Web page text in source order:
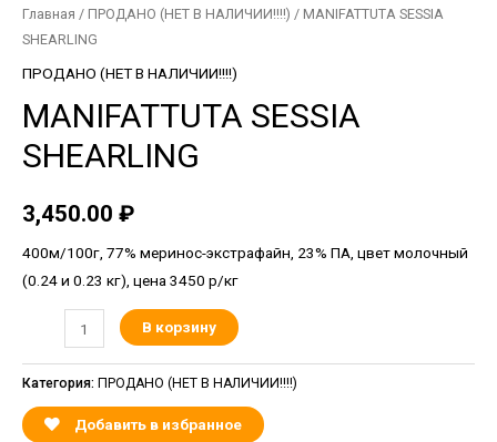
Главная / ПРОДАНО (НЕТ В НАЛИЧИИ!!!!) / MANIFATTUTA SESSIA
SHEARLING
ПРОДАНО (НЕТ В НАЛИЧИИ!!!!)
MANIFATTUTA SESSIA
SHEARLING
3,450.00 ₽
400м/100г, 77% меринос-экстрафайн, 23% ПА, цвет молочный
(0.24 и 0.23 кг), цена 3450 р/кг
В корзину
Категория: ПРОДАНО (НЕТ В НАЛИЧИИ!!!!)
Добавить в избранное